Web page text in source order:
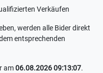
Verkäufen
werden alle Bider direkt
entsprechenden
am06.08.2026 09:13:07.